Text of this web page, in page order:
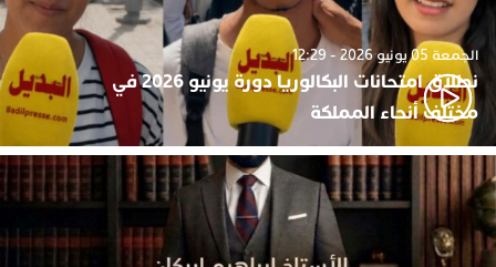
الجمعة 05 يونيو 2026 - 12:29
نطلاق امتحانات البكالوريا دورة يونيو 2026 في
مختلف أنحاء المملكة